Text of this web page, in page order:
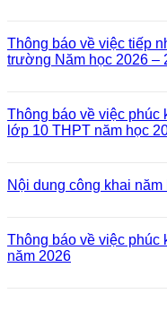
Thông báo về việc tiếp
trường Năm học 2026 –
Thông báo về việc phúc
lớp 10 THPT năm học
Nội dung công khai
Thông báo về việc phúc
năm 2026